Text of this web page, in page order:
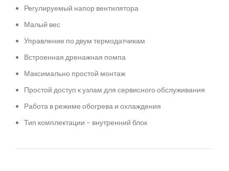
Регулируемый напор вентилятора
Малый вес
Управление по двум термодатчикам
Встроенная дренажная помпа
Максимально простой монтаж
Простой доступ к узлам для сервисного обслуживания
Работа в режиме обогрева и охлаждения️
Тип комплектации – внутренний блок